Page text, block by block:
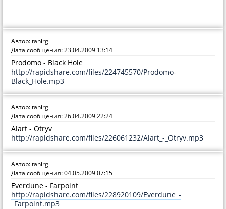
Автор: tahirg
Дата сообщения: 23.04.2009 13:14
Prodomo - Black Hole
http://rapidshare.com/files/224745570/Prodomo-
Black_Hole.mp3
Автор: tahirg
Дата сообщения: 26.04.2009 22:24
Alart - Otryv
http://rapidshare.com/files/226061232/Alart_-_Otryv.mp3
Автор: tahirg
Дата сообщения: 04.05.2009 07:15
Everdune - Farpoint
http://rapidshare.com/files/228920109/Everdune_-
_Farpoint.mp3